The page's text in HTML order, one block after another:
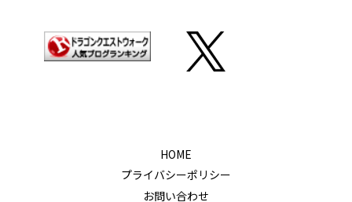
HOME
プライバシーポリシー
お問い合わせ